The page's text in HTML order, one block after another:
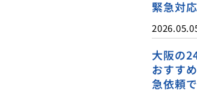
緊急対
大阪の
おすす
急依頼